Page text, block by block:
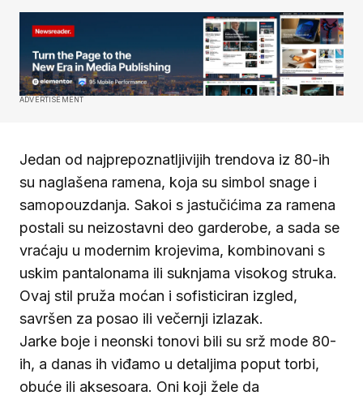
ADVERTISEMENT
Jedan od najprepoznatljivijih trendova iz 80-ih
su naglašena ramena, koja su simbol snage i
samopouzdanja. Sakoi s jastučićima za ramena
postali su neizostavni deo garderobe, a sada se
vraćaju u modernim krojevima, kombinovani s
uskim pantalonama ili suknjama visokog struka.
Ovaj stil pruža moćan i sofisticiran izgled,
savršen za posao ili večernji izlazak.
Jarke boje i neonski tonovi bili su srž mode 80-
ih, a danas ih viđamo u detaljima poput torbi,
obuće ili aksesoara. Oni koji žele da